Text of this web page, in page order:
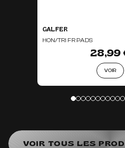
GALFER
HON/TRI FR PADS
28,99
VOIR
VOIR TOUS LES